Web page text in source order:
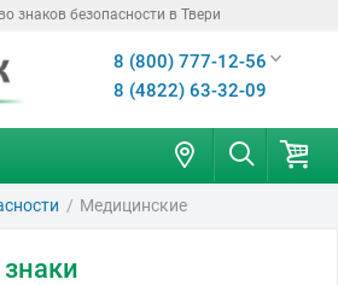
знаков безопасности в Твери
8 (800) 777-12-56
8 (4822) 63-32-09
Медицинские